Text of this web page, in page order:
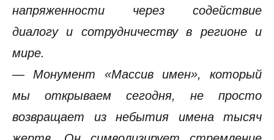
напряженности через содействие
диалогу и сотрудничеству в регионе и
мире.
— Монумент «Массив имен», который
мы открываем сегодня, не просто
возвращает из небытия имена тысяч